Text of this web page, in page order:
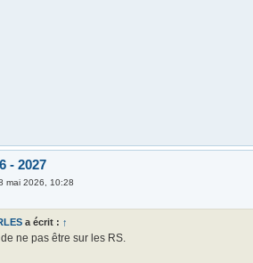
- 2027
mai 2026, 10:28
a écrit : ↑
ne pas être sur les RS.